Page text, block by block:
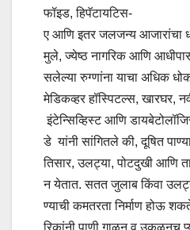
फॉइड, हिपॅटायटिस-
ए आणि इतर जलजन्य आजारांचा
मुले, ज्येष्ठ नागरिक आणि
सलेल्या रुग्णांना याचा अधिक
मेडिकव्हर हॉस्पिटल्स, खारघर,
इंटेन्सिव्हिस्ट आणि
डे यांनी सांगितले की, दूषित
तिसार, उलट्या, पोटदुखी आणि
न येतात. सतत जुलाब किंवा
ण्याची कमतरता निर्माण होऊ